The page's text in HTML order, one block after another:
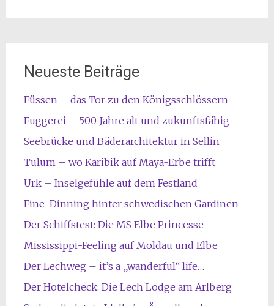
Neueste Beiträge
Füssen – das Tor zu den Königsschlössern
Fuggerei – 500 Jahre alt und zukunftsfähig
Seebrücke und Bäderarchitektur in Sellin
Tulum – wo Karibik auf Maya-Erbe trifft
Urk – Inselgefühle auf dem Festland
Fine-Dinning hinter schwedischen Gardinen
Der Schiffstest: Die MS Elbe Princesse
Mississippi-Feeling auf Moldau und Elbe
Der Lechweg – it’s a „wanderful“ life…
Der Hotelcheck: Die Lech Lodge am Arlberg